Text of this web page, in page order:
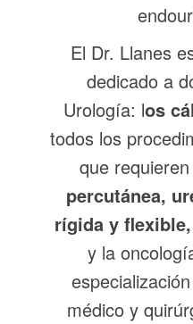
El Dr. Llanes
dedicado a
Urología: los
todos los
que
percutánea,
rígida y
y la
médico y